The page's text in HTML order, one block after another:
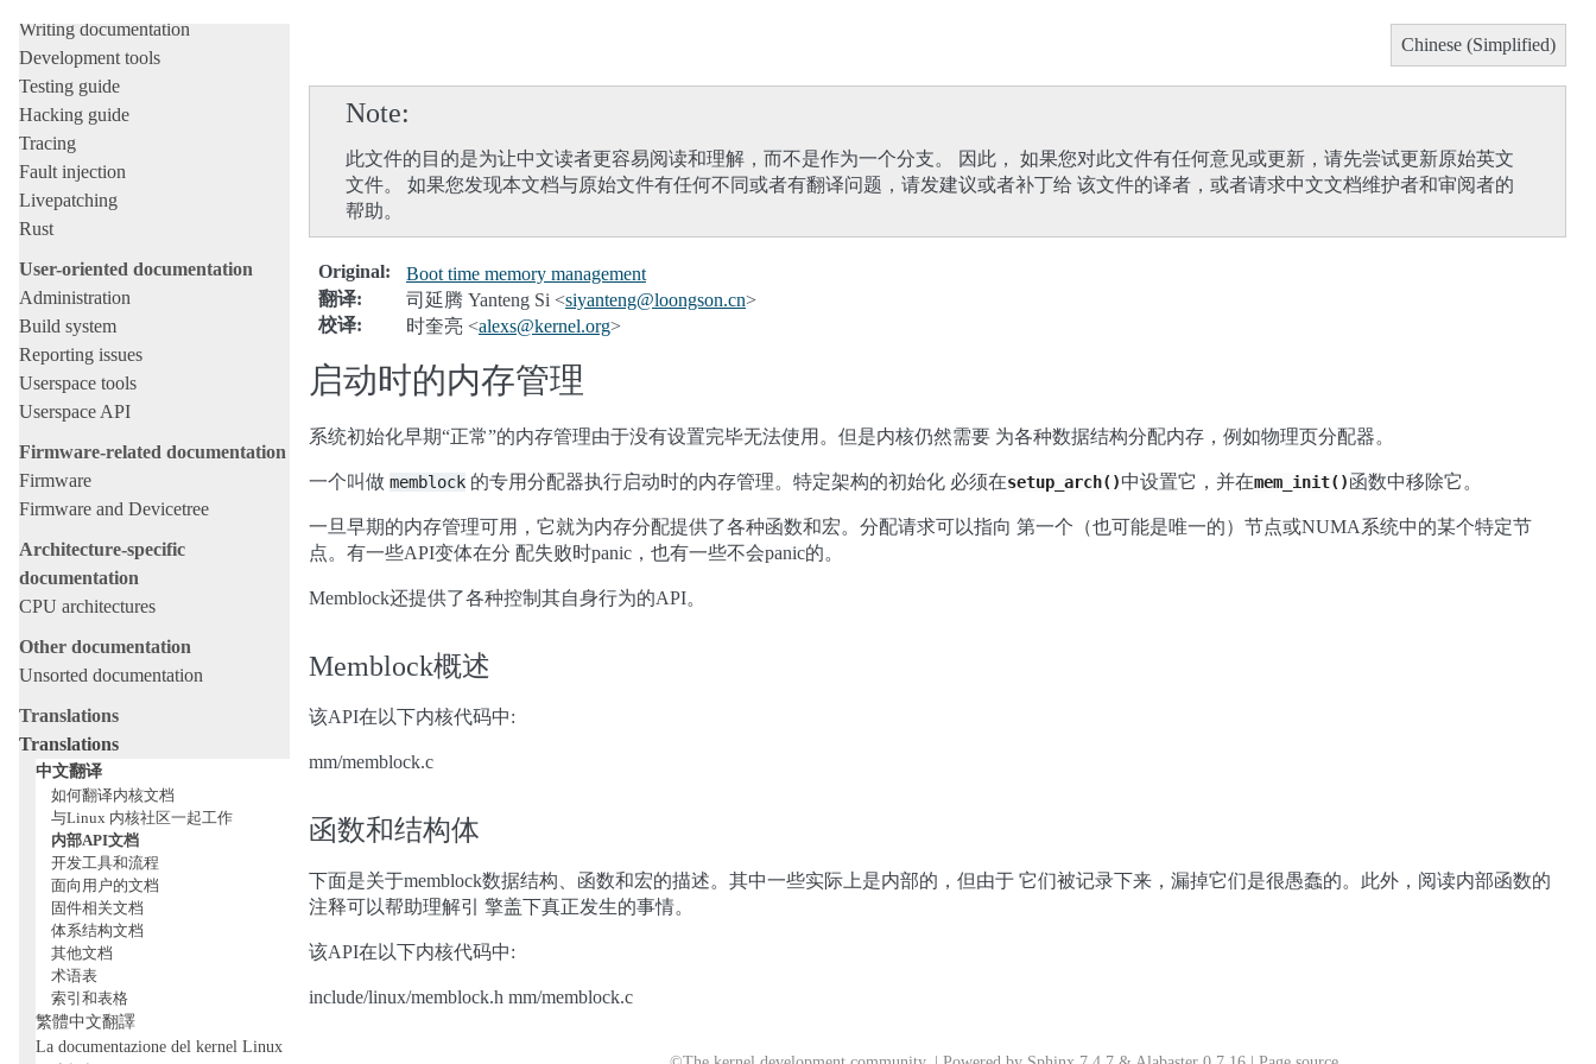
Writing documentation
Development tools
Testing guide
Hacking guide
Tracing
Fault injection
Livepatching
Rust
User-oriented documentation
Administration
Build system
Reporting issues
Userspace tools
Userspace API
Firmware-related documentation
Firmware
Firmware and Devicetree
Architecture-specific
documentation
CPU architectures
Other documentation
Unsorted documentation
Translations
Translations
中文翻译
如何翻译内核文档
与Linux 内核社区一起工作
内部API文档
开发工具和流程
面向用户的文档
固件相关文档
体系结构文档
其他文档
术语表
索引和表格
繁體中文翻譯
La documentazione del kernel Linux
Chinese (Simplified)
Note
此文件的目的是为让中文读者更容易阅读和理解，而不是作为一个分支。 因此， 如果您对此文件有任何意见或更新，请先尝试更新原始英文
文件。 如果您发现本文档与原始文件有任何不同或者有翻译问题，请发建议或者补丁给 该文件的译者，或者请求中文文档维护者和审阅者的
帮助。
Original:
Boot time memory management
翻译: 司延腾 Yanteng Si <siyanteng@loongson.cn>
校译: 时奎亮 <alexs@kernel.org>
启动时的内存管理
系统初始化早期“正常”的内存管理由于没有设置完毕无法使用。但是内核仍然需要 为各种数据结构分配内存，例如物理页分配器。
一个叫做 memblock 的专用分配器执行启动时的内存管理。特定架构的初始化 必须在setup_arch()中设置它，并在mem_init()函数中移除它。
一旦早期的内存管理可用，它就为内存分配提供了各种函数和宏。分配请求可以指向 第一个（也可能是唯一的）节点或NUMA系统中的某个特定节
点。有一些API变体在分 配失败时panic，也有一些不会panic的。
Memblock还提供了各种控制其自身行为的API。
Memblock概述
该API在以下内核代码中:
mm/memblock.c
函数和结构体
下面是关于memblock数据结构、函数和宏的描述。其中一些实际上是内部的，但由于 它们被记录下来，漏掉它们是很愚蠢的。此外，阅读内部函数的
注释可以帮助理解引 擎盖下真正发生的事情。
该API在以下内核代码中:
include/linux/memblock.h mm/memblock.c